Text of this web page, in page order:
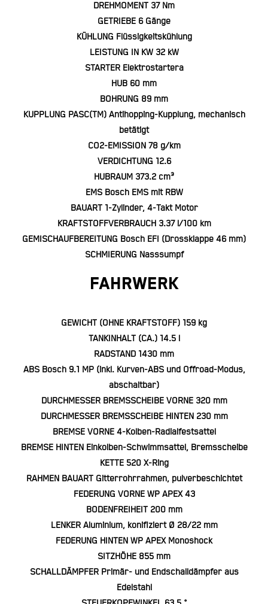
DREHMOMENT 37 Nm
GETRIEBE 6 Gänge
KÜHLUNG Flüssigkeitskühlung
LEISTUNG IN KW 32 kW
STARTER Elektrostartera
HUB 60 mm
BOHRUNG 89 mm
KUPPLUNG PASC(TM) Antihopping-Kupplung, mechanisch
betätigt
CO2-EMISSION 78 g/km
VERDICHTUNG 12.6
HUBRAUM 373.2 cm³
EMS Bosch EMS mit RBW
BAUART 1-Zylinder, 4-Takt Motor
KRAFTSTOFFVERBRAUCH 3.37 l/100 km
GEMISCHAUFBEREITUNG Bosch EFI (Drossklappe 46 mm)
SCHMIERUNG Nasssumpf
FAHRWERK
GEWICHT (OHNE KRAFTSTOFF) 159 kg
TANKINHALT (CA.) 14.5 l
RADSTAND 1430 mm
ABS Bosch 9.1 MP (inkl. Kurven-ABS und Offroad-Modus,
abschaltbar)
DURCHMESSER BREMSSCHEIBE VORNE 320 mm
DURCHMESSER BREMSSCHEIBE HINTEN 230 mm
BREMSE VORNE 4-Kolben-Radialfestsattel
BREMSE HINTEN Einkolben-Schwimmsattel, Bremsscheibe
KETTE 520 X-Ring
RAHMEN BAUART Gitterrohrrahmen, pulverbeschichtet
FEDERUNG VORNE WP APEX 43
BODENFREIHEIT 200 mm
LENKER Aluminium, konifiziert Ø 28/22 mm
FEDERUNG HINTEN WP APEX Monoshock
SITZHÖHE 855 mm
SCHALLDÄMPFER Primär- und Endschalldämpfer aus
Edelstahl